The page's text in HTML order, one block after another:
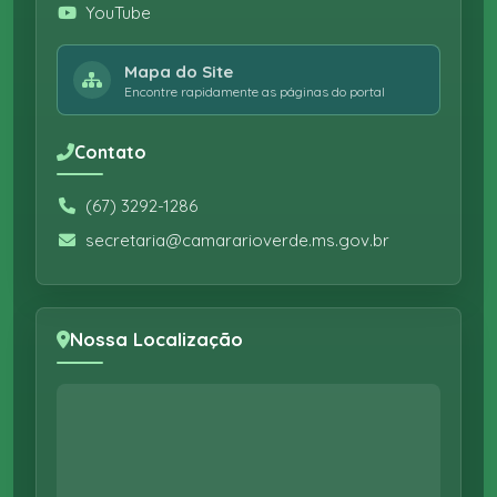
YouTube
Mapa do Site
Encontre rapidamente as páginas do portal
Contato
(67) 3292-1286
secretaria@camararioverde.ms.gov.br
Nossa Localização